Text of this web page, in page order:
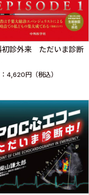
初診外来 ただいま診断
4,620円（税込）